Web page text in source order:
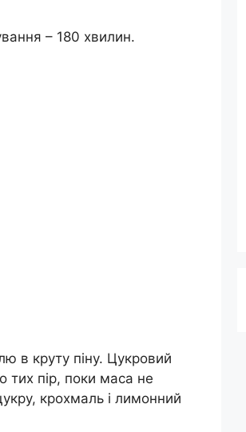
– 180 хвилин.
в круту піну. Цукровий
тих пір, поки маса не
крохмаль і лимонний